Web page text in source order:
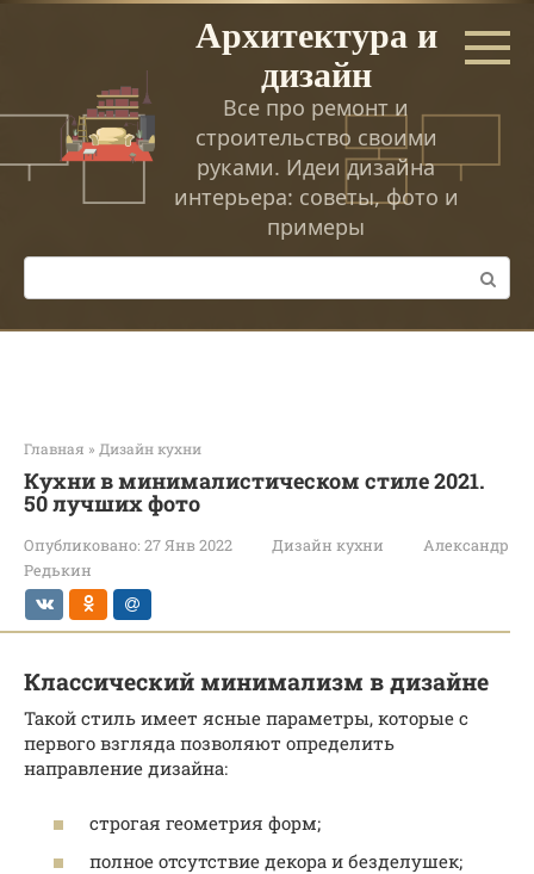
Перейти
Архитектура и
дизайн
Все про ремонт и
строительство своими
руками. Идеи дизайна
интерьера: советы, фото и
примеры
Поиск:
Главная » Дизайн кухни
Кухни в минималистическом стиле 2021.
50 лучших фото
Опубликовано: 27 Янв 2022 Дизайн кухни
Александр
Редькин
Классический минимализм в дизайне
Такой стиль имеет ясные параметры, которые с
первого взгляда позволяют определить
направление дизайна:
строгая геометрия форм;
полное отсутствие декора и безделушек;